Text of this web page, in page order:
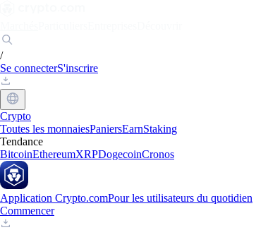
/
Se connecterS'inscrire
Crypto
Toutes les monnaiesPaniersEarnStaking
Tendance
BitcoinEthereumXRPDogecoinCronos
Application Crypto.comPour les utilisateurs du quotidien
Commencer